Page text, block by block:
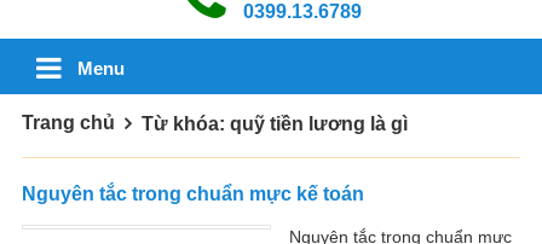
0399.13.6789
Menu
Trang chủ Từ khóa: quỹ tiền lương là gì
Nguyên tắc trong chuẩn mực kế toán
Nguyên tắc trong chuẩn mực